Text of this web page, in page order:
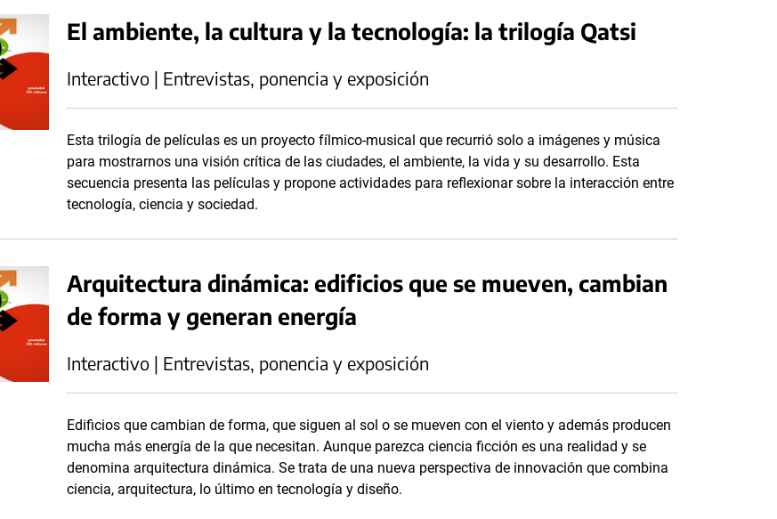
El ambiente, la cultura y la tecnología: la trilogía Qatsi
Interactivo | Entrevistas, ponencia y exposición
Esta trilogía de películas es un proyecto fílmico-musical que recurrió solo a imágenes y música
para mostrarnos una visión crítica de las ciudades, el ambiente, la vida y su desarrollo. Esta
secuencia presenta las películas y propone actividades para reflexionar sobre la interacción entre
tecnología, ciencia y sociedad.
Arquitectura dinámica: edificios que se mueven, cambian
de forma y generan energía
Interactivo | Entrevistas, ponencia y exposición
Edificios que cambian de forma, que siguen al sol o se mueven con el viento y además producen
mucha más energía de la que necesitan. Aunque parezca ciencia ficción es una realidad y se
denomina arquitectura dinámica. Se trata de una nueva perspectiva de innovación que combina
ciencia, arquitectura, lo último en tecnología y diseño.